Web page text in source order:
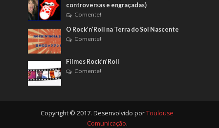
controversas e engraçadas)
Comente!
O Rock’n’Roll na Terra do Sol Nascente
Comente!
Filmes Rock’n’Roll
Comente!
Copyright © 2017. Desenvolvido porToulouse
Comunicação.